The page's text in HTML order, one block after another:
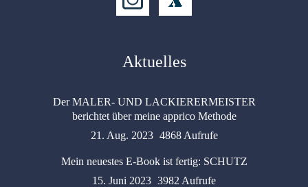
Aktuelles
Der MALER- UND LACKIERERMEISTER
berichtet über meine apprico Methode
21. Aug. 2023 4868 Aufrufe
Mein neuestes E-Book ist fertig: SCHUTZ
15. Juni 2023 3982 Aufrufe